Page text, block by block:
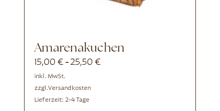
Amarenakuchen
15,00€ -25,50€
inkl. MwSt.
zzgl.Versandkosten
Lieferzeit: 2-4 Tage